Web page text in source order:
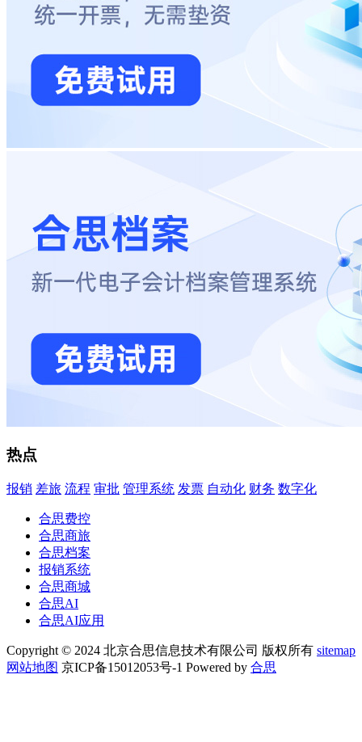
热点
报销 差旅 流程 审批 管理系统 发票 自动化 财务 数字化
合思费控
合思商旅
合思档案
报销系统
合思商城
合思AI
合思AI应用
Copyright © 2024 北京合思信息技术有限公司 版权所有 sitemap
网站地图 京ICP备15012053号-1 Powered by 合思